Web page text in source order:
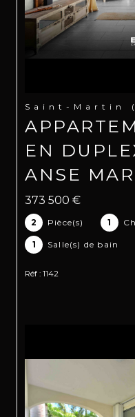
Saint-Martin
EN
ANSE
373 500 €
2 Pièce(s) 1
1 Salle(s) de bain
Réf : 1142